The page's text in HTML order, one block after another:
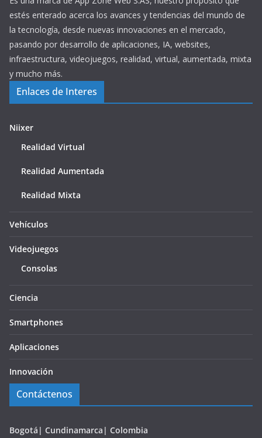
estés enterado acerca los avances y tendencias del mundo de
la tecnología, desde nuevas innovaciones en el mercado,
pasando por desarrollo de aplicaciones, IA, websites,
infraestructura, videojuegos, realidad, virtual, aumentada, mixta
y mucho más.
Enlaces de Interes
Niixer
Realidad Virtual
Realidad Aumentada
Realidad Mixta
Vehículos
Videojuegos
Consolas
Ciencia
Smartphones
Aplicaciones
Innovación
Contáctenos
Bogotá| Cundinamarca| Colombia